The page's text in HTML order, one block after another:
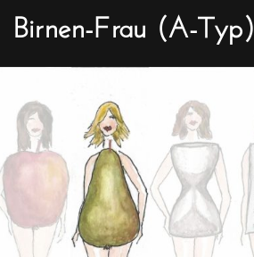
Birnen-Frau (A-Typ)